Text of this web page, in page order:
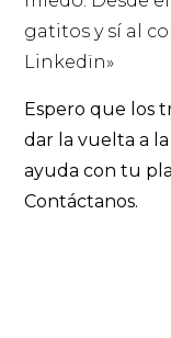
gatitos y sí al
Linkedïn»
Espero que los
dar la vuelta a
ayuda con tu
Contáctanos.